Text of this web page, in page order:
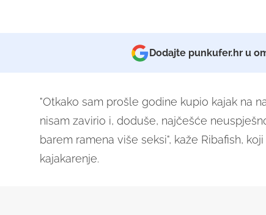
Dodajte punkufer.hr u
"Otkako sam prošle godine kupio kajak na
nisam zavirio i, doduše, najčešće
barem ramena više seksi", kaže Ribafish,
kajakarenje.